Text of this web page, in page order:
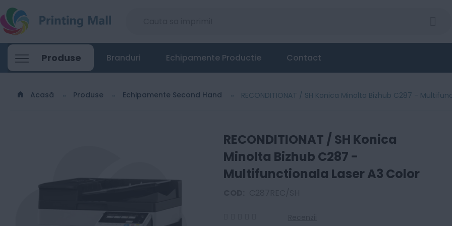
Produse Branduri Echipamente Productie Contact
Acasă Produse Echipamente Second Hand RECONDITIONAT / SH Konica Minolta Bizhub C287 -
RECONDITIONAT / SH Konica
Minolta Bizhub C287 -
Multifunctionala Laser A3 Color
RECONDITIONAT / SH Konica Minolta Bizhub C287 - Multifunctionala Laser A3 Color
3199 Lei
4159 00